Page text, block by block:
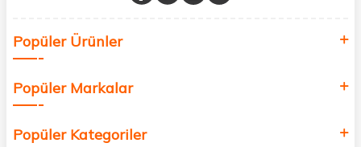
değer katmak için bize katılın!
Popüler Ürünler
Popüler Markalar
Popüler Kategoriler